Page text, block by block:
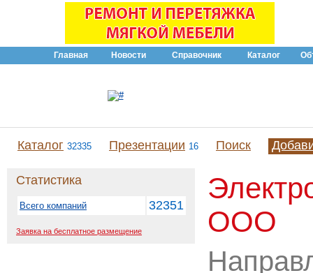
Главная Новости Справочник Каталог
Каталог 32335 Презентации 16 Поиск
Статистика
Всего компаний 32351
Заявка на бесплатное размещение
ООО